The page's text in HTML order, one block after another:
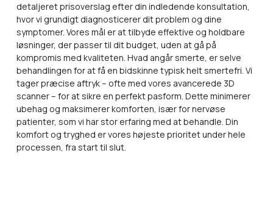
detaljeret prisoverslag efter din indledende konsultation,
hvor vi grundigt diagnosticerer dit problem og dine
symptomer. Vores mål er at tilbyde effektive og holdbare
løsninger, der passer til dit budget, uden at gå på
kompromis med kvaliteten. Hvad angår smerte, er selve
behandlingen for at få en bidskinne typisk helt smertefri. Vi
tager præcise aftryk – ofte med vores avancerede 3D
scanner – for at sikre en perfekt pasform. Dette minimerer
ubehag og maksimerer komforten, især for nervøse
patienter, som vi har stor erfaring med at behandle. Din
komfort og tryghed er vores højeste prioritet under hele
processen, fra start til slut.